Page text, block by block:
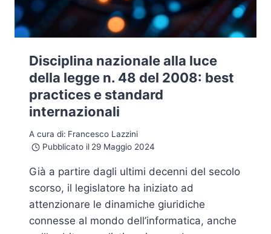
Disciplina nazionale alla luce
della legge n. 48 del 2008: best
practices e standard
internazionali
A cura di: Francesco Lazzini
Pubblicato il 29 Maggio 2024
Già a partire dagli ultimi decenni del secolo
scorso, il legislatore ha iniziato ad
attenzionare le dinamiche giuridiche
connesse al mondo dell’informatica, anche